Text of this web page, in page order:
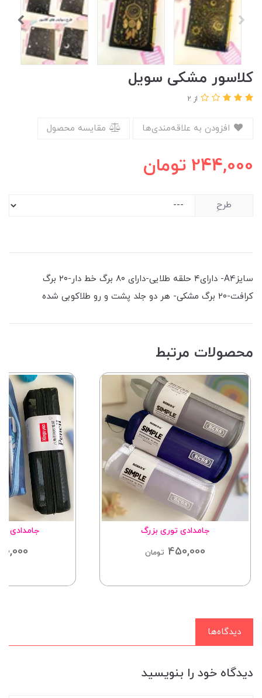
کلاسور مشکی سویل
از 2
مقایسه محصول
244,000 تومان
طرحِ
سایزA4- دارای۴ حلقه طلایی-دارای ۸۰ برگ خط دار-۲۰ برگ
کرافت-۲۰ برگ مشکی- هر دو جلد پشت ‌و رو طلاکوبی شده
محصولات مرتبط
جامدادی توری بزرگ
450,000 تومان
جامدادی
دیدگاه‌ها
دیدگاه خود را بنویسید